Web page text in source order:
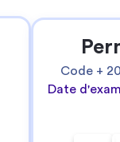
Code +
Date